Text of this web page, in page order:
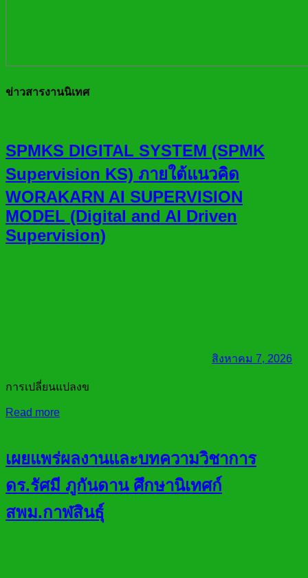
ข่าวสารงานนิเทศ
SPMKS DIGITAL SYSTEM (SPMK
Supervision KS) ภายใต้แนวคิด
WORAKARN AI SUPERVISION
MODEL (Digital and AI Driven
Supervision)
สิงหาคม 7, 2026
การเปลี่ยนแปลงข
Read more
เผยแพร่ผลงานและบทความวิชาการ
ดร.รัศมี ภูกันดาน ศึกษานิเทศก์
สพม.กาฬสินธุ์